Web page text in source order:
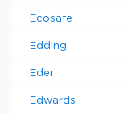
Ecosafe
Edding
Eder
Edwards